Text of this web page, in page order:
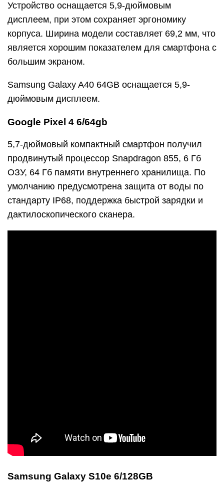
Устройство оснащается 5,9-дюймовым
дисплеем, при этом сохраняет эргономику
корпуса. Ширина модели составляет 69,2 мм, что
является хорошим показателем для смартфона с
большим экраном.
Samsung Galaxy A40 64GB оснащается 5,9-
дюймовым дисплеем.
Google Pixel 4 6/64gb
5,7-дюймовый компактный смартфон получил
продвинутый процессор Snapdragon 855, 6 Гб
ОЗУ, 64 Гб памяти внутреннего хранилища. По
умолчанию предусмотрена защита от воды по
стандарту IP68, поддержка быстрой зарядки и
дактилоскопического сканера.
Samsung Galaxy S10e 6/128GB